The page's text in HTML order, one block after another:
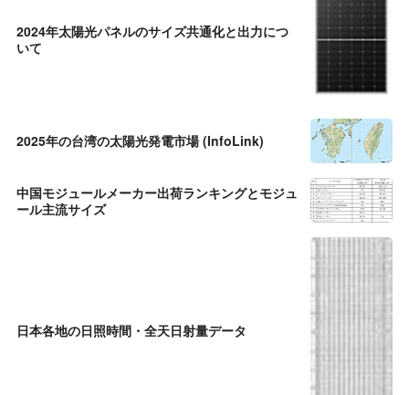
2024年太陽光パネルのサイズ共通化と出力につ
いて
2025年の台湾の太陽光発電市場 (InfoLink)
中国モジュールメーカー出荷ランキングとモジュ
ール主流サイズ
日本各地の日照時間・全天日射量データ